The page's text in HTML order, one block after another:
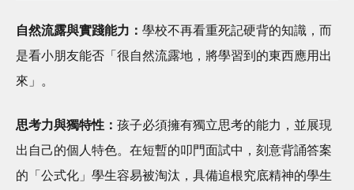
自然流露與實踐能力： 學校不再看重死記硬背的知識，而
是看小朋友能否「很自然流露地，將學習到的東西應用出
來」。
思考力與獨特性： 孩子必須擁有獨立思考的能力，並展現
出自己的個人特色。在短暫的叩門面試中，刻意背誦答案
的「公式化」學生容易被淘汰，具備追根究底精神的學生